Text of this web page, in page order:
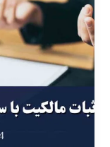
سند
عادی